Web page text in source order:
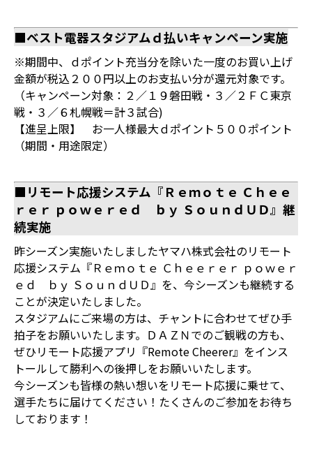
■ベスト電器スタジアムｄ払いキャンペーン実施
※期間中、ｄポイント充当分を除いた一度のお買い上げ
金額が税込２００円以上のお支払い分が還元対象です。
（キャンペーン対象：２／１９磐田戦・３／２ＦＣ東京
戦・３／６札幌戦＝計３試合)
【進呈上限】 お一人様最大ｄポイント５００ポイント
（期間・用途限定）
■リモート応援システム『Ｒｅｍｏｔｅ Ｃｈｅｅ
ｒｅｒ ｐｏｗｅｒｅｄ ｂｙ ＳｏｕｎｄＵＤ』継
続実施
昨シーズン実施いたしましたヤマハ株式会社のリモート
応援システム『Ｒｅｍｏｔｅ Ｃｈｅｅｒｅｒ ｐｏｗｅｒ
ｅｄ ｂｙ ＳｏｕｎｄＵＤ』を、今シーズンも継続する
ことが決定いたしました。
スタジアムにご来場の方は、チャントに合わせてぜひ手
拍子をお願いいたします。ＤＡＺＮでのご観戦の方も、
ぜひリモート応援アプリ『Remote Cheerer』をインス
トールして勝利への後押しをお願いいたします。
今シーズンも皆様の熱い想いをリモート応援に乗せて、
選手たちに届けてください！たくさんのご参加をお待ち
しております！